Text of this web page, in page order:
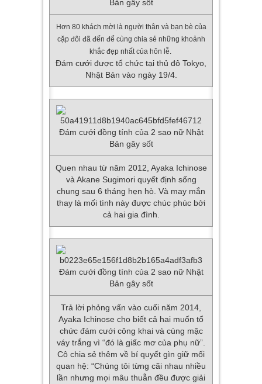
Hơn 80 khách mời là người thân và bạn bè của
cặp đôi đã đến để cùng chia sẻ những khoảnh
khắc đẹp nhất của hôn lễ.
Đám cưới được tổ chức tại thủ đô Tokyo,
Nhật Bản vào ngày 19/4.
Quen nhau từ năm 2012, Ayaka Ichinose
và Akane Sugimori quyết định sống
chung sau 6 tháng hẹn hò. Và may mắn
thay là mối tình này được chúc phúc bởi
cả hai gia đình.
Trả lời phỏng vấn vào cuối năm 2014,
Ayaka Ichinose cho biết cả hai muốn tổ
chức đám cưới công khai và cùng mặc
váy trắng vì “đó là giấc mơ của phụ nữ”.
Cô chia sẻ thêm về bí quyết gìn giữ mối
quan hệ: “Chúng tôi từng cãi nhau nhiều
lần nhưng mọi mâu thuẫn đều được giải